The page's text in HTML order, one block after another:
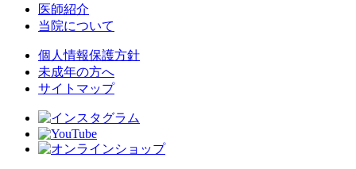
医師紹介
当院について
個人情報保護方針
未成年の方へ
サイトマップ